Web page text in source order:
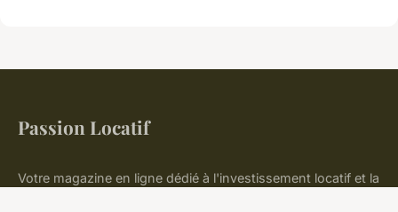
Passion Locatif
Votre magazine en ligne dédié à l'investissement locatif et la